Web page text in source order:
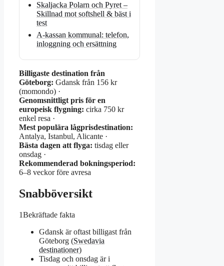
Skaljacka Polarn och Pyret –
Skillnad mot softshell & bäst i
test
A-kassan kommunal: telefon,
inloggning och ersättning
Billigaste destination från
Göteborg: Gdansk från 156 kr
(momondo) ·
Genomsnittligt pris för en
europeisk flygning: cirka 750 kr
enkel resa ·
Mest populära lågprisdestination:
Antalya, Istanbul, Alicante ·
Bästa dagen att flyga: tisdag eller
onsdag ·
Rekommenderad bokningsperiod:
6–8 veckor före avresa
Snabböversikt
1Bekräftade fakta
Gdansk är oftast billigast från
Göteborg (Swedavia
destinationer)
Tisdag och onsdag är i